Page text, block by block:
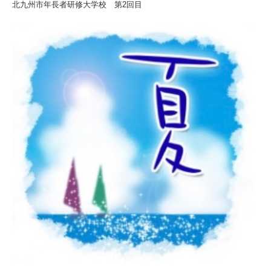
北九州市年長者研修大学校 第2回目